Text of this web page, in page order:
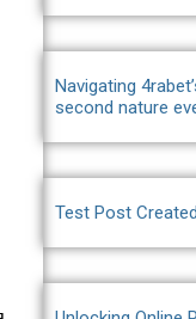
Navigating
second nature
Test Post Created